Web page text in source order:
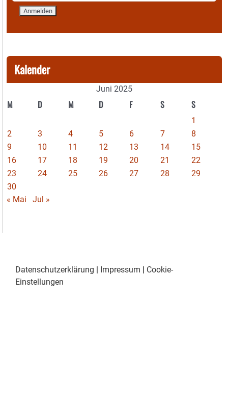
Kalender
Juni 2025
M D M D F S S
1
2
3 4 5 6 7
8
9
10 11 12 13 14
15
16
17 18 19 20 21
22
23
24 25 26 27 28
29
30
« Mai
Jul »
Datenschutzerklärung | Impressum | Cookie-
Einstellungen